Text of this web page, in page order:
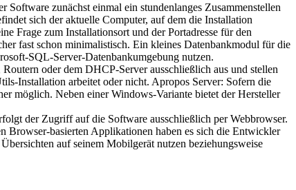
zunächst einmal ein stundenlanges Zusammenstellen
sich der aktuelle Computer, auf dem die Installation
Frage zum Installationsort und der Portadresse für den
fast schon minimalistisch. Ein kleines Datenbankmodul für die
SQL-Server-Datenbankumgebung nutzen.
oder dem DHCP-Server ausschließlich aus und stellen
Installation arbeitet oder nicht. Apropos Server: Sofern die
möglich. Neben einer Windows-Variante bietet der Hersteller
der Zugriff auf die Software ausschließlich per Webbrowser.
basierten Applikationen haben es sich die Entwickler
auf seinem Mobilgerät nutzen beziehungsweise